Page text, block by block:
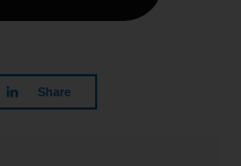
Share